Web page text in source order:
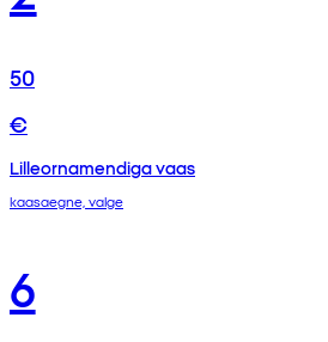
50
€
Lilleornamendiga vaas
kaasaegne, valge
6